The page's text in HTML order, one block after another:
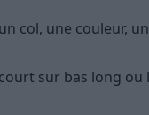
col, une couleur,
sur bas long ou